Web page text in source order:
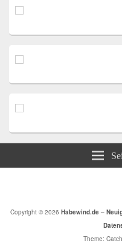
Copyright © 2026 Habewind.de –
Theme: